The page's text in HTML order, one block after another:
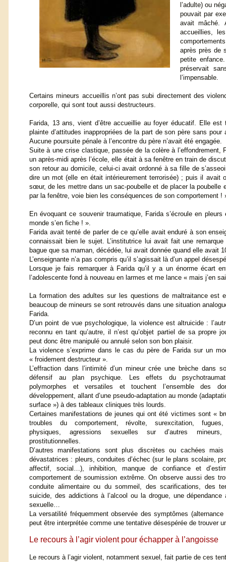
l’adulte) ou
pouvait par
avait mâché.
accueillies,
après près de
petite
préservait
l’impensable.
Certains mineurs accueillis n’ont pas subi directement des
corporelle, qui sont tout aussi destructeurs.
Farida, 13 ans, vient d’être accueillie au foyer éducatif. Elle
plainte d’attitudes inappropriées de la part de son père sans
Aucune poursuite pénale à l’encontre du père n’avait été engagée.
Suite à une crise clastique, passée de la colère à
un après-midi après l’école, elle était à sa fenêtre en train de
son retour au domicile, celui-ci avait ordonné à sa fille de
dire un mot (elle en était intérieurement terrorisée) ; puis il
sœur, de les mettre dans un sac-poubelle et de placer la
par la fenêtre, voie bien les conséquences de son comportement !
En évoquant ce souvenir traumatique, Farida s’écroule en
monde s’en fiche ! ».
Farida avait tenté de parler de ce qu’elle avait enduré à son
connaissait bien le sujet. L’institutrice lui avait fait une
bague que sa maman, décédée, lui avait donnée quand elle avait
L’enseignante n’a pas compris qu’il s’agissait là d’un appel
Lorsque je fais remarquer à Farida qu’il y a un énorme écart
l’adolescente fond à nouveau en larmes et me lance « mais j’en
La formation des adultes sur les questions de maltraitance est
beaucoup de mineurs se sont retrouvés dans une situation
Farida.
D’un point de vue psychologique, la violence est altruicide :
reconnu en tant qu’autre, il n’est qu’objet partiel de sa propre
peut donc être manipulé ou annulé selon son bon plaisir.
La violence s’exprime dans le cas du père de Farida sur un
« froidement destructeur ».
L’effraction dans l’intimité d’un mineur crée une brèche dans
défensif au plan psychique. Les effets du
polymorphes et versatiles et touchent l’ensemble des
développement, allant d’une pseudo-adaptation au monde
surface ») à des tableaux cliniques très lourds.
Certaines manifestations de jeunes qui ont été victimes sont «
troubles du comportement, révolte, surexcitation,
physiques, agressions sexuelles sur d’autres mineurs,
prostitutionnelles.
D’autres manifestations sont plus discrètes ou cachées
dévastatrices : pleurs, conduites d’échec (sur le plans scolaire,
affectif, social…), inhibition, manque de confiance et
comportement de soumission extrême. On observe aussi des
conduite alimentaire ou du sommeil, des scarifications, des
suicide, des addictions à l’alcool ou la drogue, une dépendance
sexuelle…
La versatilité fréquemment observée des symptômes
peut être interprétée comme une tentative désespérée de trouver
Le recours à l’agir violent pour échapper à l’angoisse
Le recours à l’agir violent, notamment sexuel, fait partie de ces